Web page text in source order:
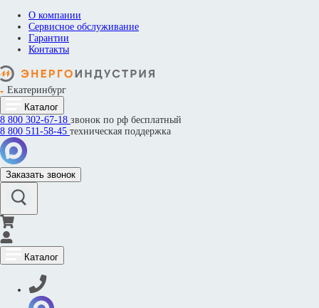
О компании
Сервисное обслуживание
Гарантии
Контакты
Екатеринбург
Каталог
8 800 302-67-18 звонок по рф бесплатный
8 800 511-58-45 техническая поддержка
Заказать звонок
Каталог